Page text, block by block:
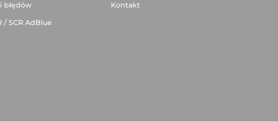
błędów
/ SCR AdBlue
Kontakt